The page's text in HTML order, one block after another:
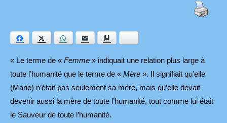
Facebook Twitter WhatsAppE-mail
« Le terme de « Femme » indiquait une relation plus large à
toute l’humanité que le terme de « Mère ». Il signifiait qu’elle
(Marie) n’était pas seulement sa mère, mais qu’elle devait
devenir aussi la mère de toute l’humanité, tout comme lui était
le Sauveur de toute l’humanité.